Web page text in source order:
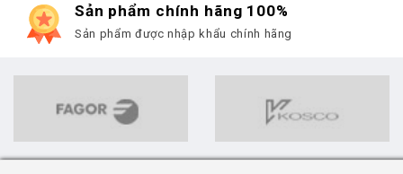
Sản phẩm chính hãng 100%
Sản phẩm được nhập khẩu chính hãng